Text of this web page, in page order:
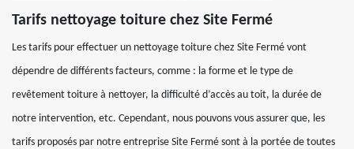
Tarifs nettoyage toiture chez Site Fermé
Les tarifs pour effectuer un nettoyage toiture chez Site Fermé vont
dépendre de différents facteurs, comme : la forme et le type de
revêtement toiture à nettoyer, la difficulté d’accès au toit, la durée de
notre intervention, etc. Cependant, nous pouvons vous assurer que, les
tarifs proposés par notre entreprise Site Fermé sont à la portée de toutes